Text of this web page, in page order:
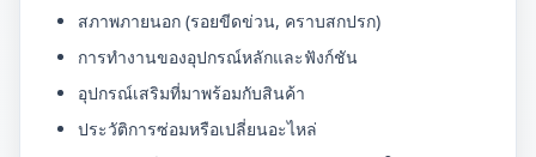
สภาพภายนอก (รอยขีดข่วน, คราบสกปรก)
การทำงานของอุปกรณ์หลักและฟังก์ชัน
อุปกรณ์เสริมที่มาพร้อมกับสินค้า
ประวัติการซ่อมหรือเปลี่ยนอะไหล่